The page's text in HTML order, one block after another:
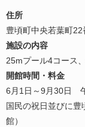
住所
豊頃町中央若葉町22
施設の内容
25mプール4コース
開館時間・料金
6月1日～9月30日
国民の祝日並びに
館）